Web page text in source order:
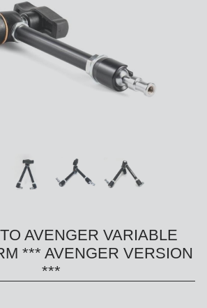
AVENGER VARIABLE
*** AVENGER VERSION
***